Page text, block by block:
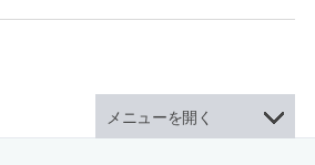
メニューを開く